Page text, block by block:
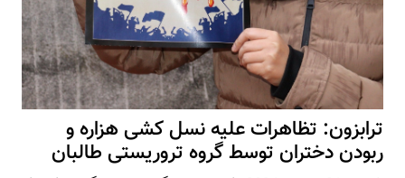
ترابزون: تظاهرات علیه نسل کشی هزاره و
ربودن دختران توسط گروه تروریستی طالبان